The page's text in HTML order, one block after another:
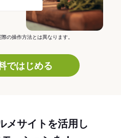
の操作方法とは異なります。
ではじめる
メサイトを活用し